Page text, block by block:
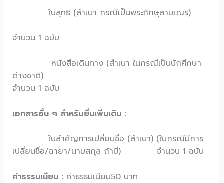
ใบสุทธิ (สำเนา กรณีเป็นพระภิกษุสามเณร)
จำนวน 1 ฉบับ
หนังสือเดินทาง (สำเนา ในกรณีเป็นนักศึกษา
ต่างชาติ)
จำนวน 1 ฉบับ
เอกสารอื่น ๆ สำหรับยื่นเพิ่มเติม :
ใบสำคัญการเปลี่ยนชื่อ (สำเนา) (ในกรณีมีการ
เปลี่ยนชื่อ/ฉายา/นามสกุล ถ้ามี) จำนวน 1 ฉบับ
ค่าธรรมเนียม : ค่าธรรมเนียม50 บาท